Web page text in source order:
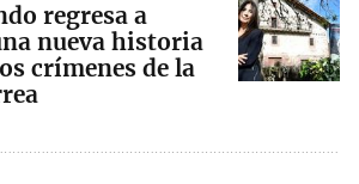
regresa a
nueva historia
crímenes de la